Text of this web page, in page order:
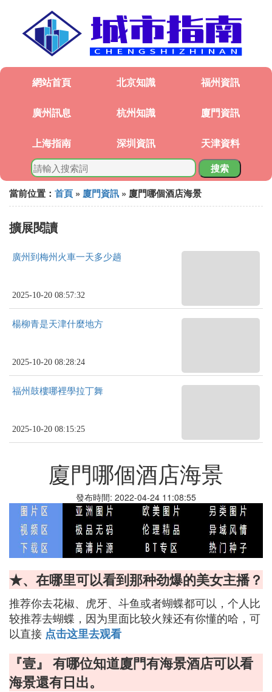
網站首頁 北京知識 福州資訊
廣州訊息 杭州知識 廈門資訊
上海指南 深圳資訊 天津資料
搜索
當前位置： 首頁 » 廈門資訊 » 廈門哪個酒店海景
擴展閱讀
廣州到梅州火車一天多少趟
2025-10-20 08:57:32
楊柳青是天津什麼地方
2025-10-20 08:28:24
福州鼓樓哪裡學拉丁舞
2025-10-20 08:15:25
廈門哪個酒店海景
發布時間: 2022-04-24 11:08:55
★、在哪里可以看到那种劲爆的美女主播？
推荐你去花椒、虎牙、斗鱼或者蝴蝶都可以，个人比
较推荐去蝴蝶，因为里面比较火辣还有你懂的哈，可
以直接 点击这里去观看
『壹』 有哪位知道廈門有海景酒店可以看
海景還有日出。